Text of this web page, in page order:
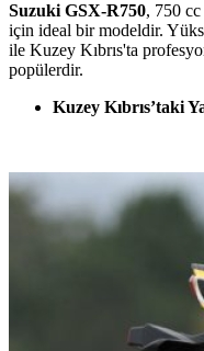
Suzuki GSX-R750, 750
için ideal bir modeldir.
ile Kuzey Kıbrıs'ta
popülerdir.
Kuzey Kıbrıs’taki